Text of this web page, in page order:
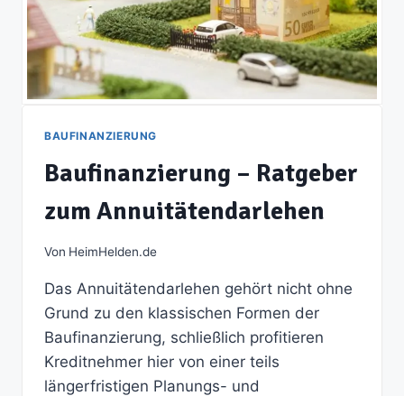
BAUFINANZIERUNG
Baufinanzierung – Ratgeber
zum Annuitätendarlehen
Von HeimHelden.de
Das Annuitätendarlehen gehört nicht ohne
Grund zu den klassischen Formen der
Baufinanzierung, schließlich profitieren
Kreditnehmer hier von einer teils
längerfristigen Planungs- und